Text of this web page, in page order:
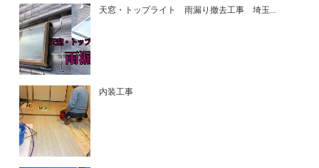
天窓・トップライト 雨漏り撤去工事 埼玉...
内装工事